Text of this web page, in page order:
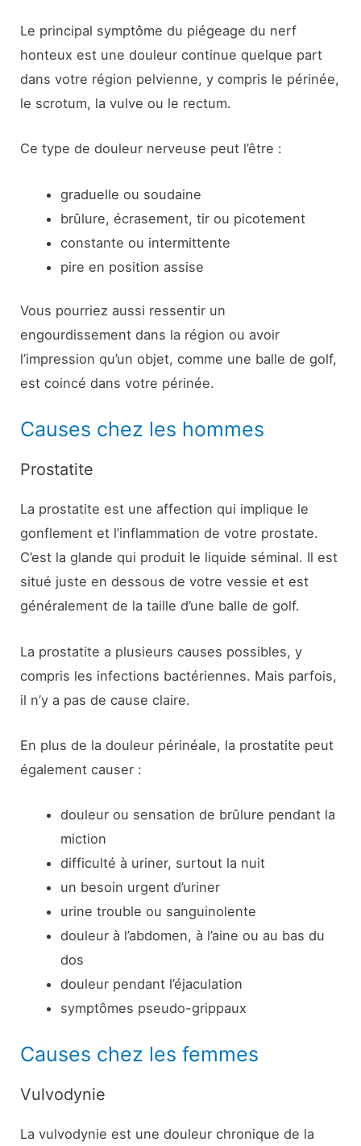
Le principal symptôme du piégeage du nerf
honteux est une douleur continue quelque part
dans votre région pelvienne, y compris le périnée,
le scrotum, la vulve ou le rectum.
Ce type de douleur nerveuse peut l’être :
graduelle ou soudaine
brûlure, écrasement, tir ou picotement
constante ou intermittente
pire en position assise
Vous pourriez aussi ressentir un
engourdissement dans la région ou avoir
l’impression qu’un objet, comme une balle de golf,
est coincé dans votre périnée.
Causes chez les hommes
Prostatite
La prostatite est une affection qui implique le
gonflement et l’inflammation de votre prostate.
C’est la glande qui produit le liquide séminal. Il est
situé juste en dessous de votre vessie et est
généralement de la taille d’une balle de golf.
La prostatite a plusieurs causes possibles, y
compris les infections bactériennes. Mais parfois,
il n’y a pas de cause claire.
En plus de la douleur périnéale, la prostatite peut
également causer :
douleur ou sensation de brûlure pendant la
miction
difficulté à uriner, surtout la nuit
un besoin urgent d’uriner
urine trouble ou sanguinolente
douleur à l’abdomen, à l’aine ou au bas du
dos
douleur pendant l’éjaculation
symptômes pseudo-grippaux
Causes chez les femmes
Vulvodynie
La vulvodynie est une douleur chronique de la